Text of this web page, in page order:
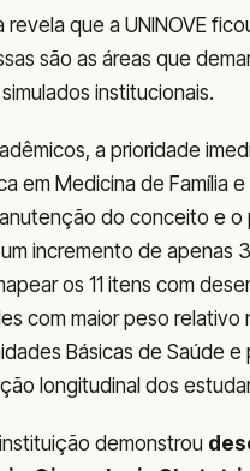
revela que a UNINOVE
são as áreas que
institucionais.
a prioridade
em Medicina de Família
do conceito e
incremento de apenas
os 11 itens com
com maior peso
Básicas de Saúde
longitudinal dos
demonstrou